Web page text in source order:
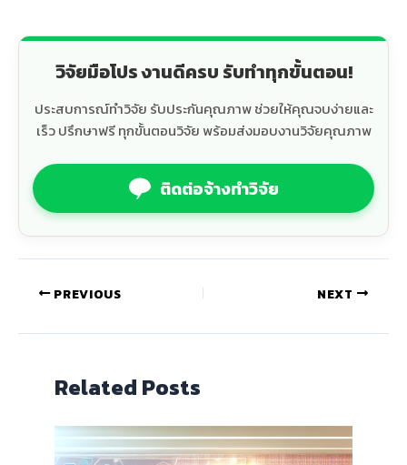
วิจัยมือโปร งานดีครบ รับทำทุกขั้นตอน!
ประสบการณ์ทำวิจัย รับประกันคุณภาพ ช่วยให้คุณจบง่ายและ
เร็ว ปรึกษาฟรี ทุกขั้นตอนวิจัย พร้อมส่งมอบงานวิจัยคุณภาพ
ติดต่อจ้างทำวิจัย
PREVIOUS NEXT
Related Posts